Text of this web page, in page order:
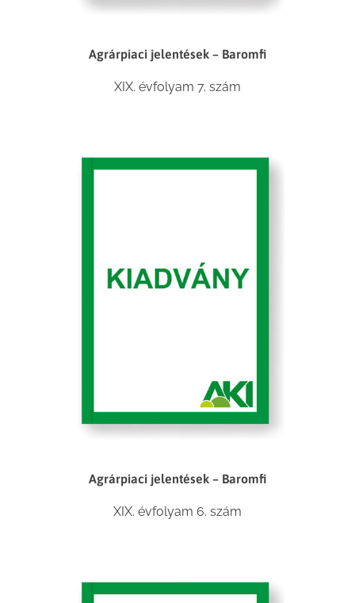
Agrárpiaci jelentések – Baromfi
XIX. évfolyam 7. szám
Agrárpiaci jelentések – Baromfi
XIX. évfolyam 6. szám